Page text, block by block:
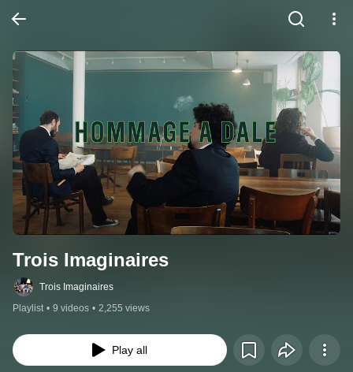
Trois Imaginaires
Trois Imaginaires
Playlist • 9 videos • 2,255 views
Play all